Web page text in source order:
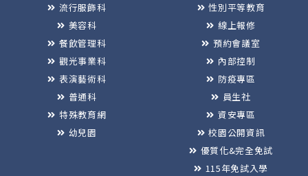
流行服飾科
美容科
餐飲管理科
觀光事業科
表演藝術科
普通科
特殊教育網
幼兒園
性別平等教育
線上報修
預約會議室
內部控制
防疫專區
員生社
資安專區
校園公開資訊
優質化&完全免試
115年免試入學